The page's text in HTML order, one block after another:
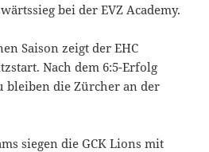
bei der EVZ Academy.
Saison zeigt der EHC
Nach dem 6:5-Erfolg
bleiben die Zürcher an der
siegen die GCK Lions mit